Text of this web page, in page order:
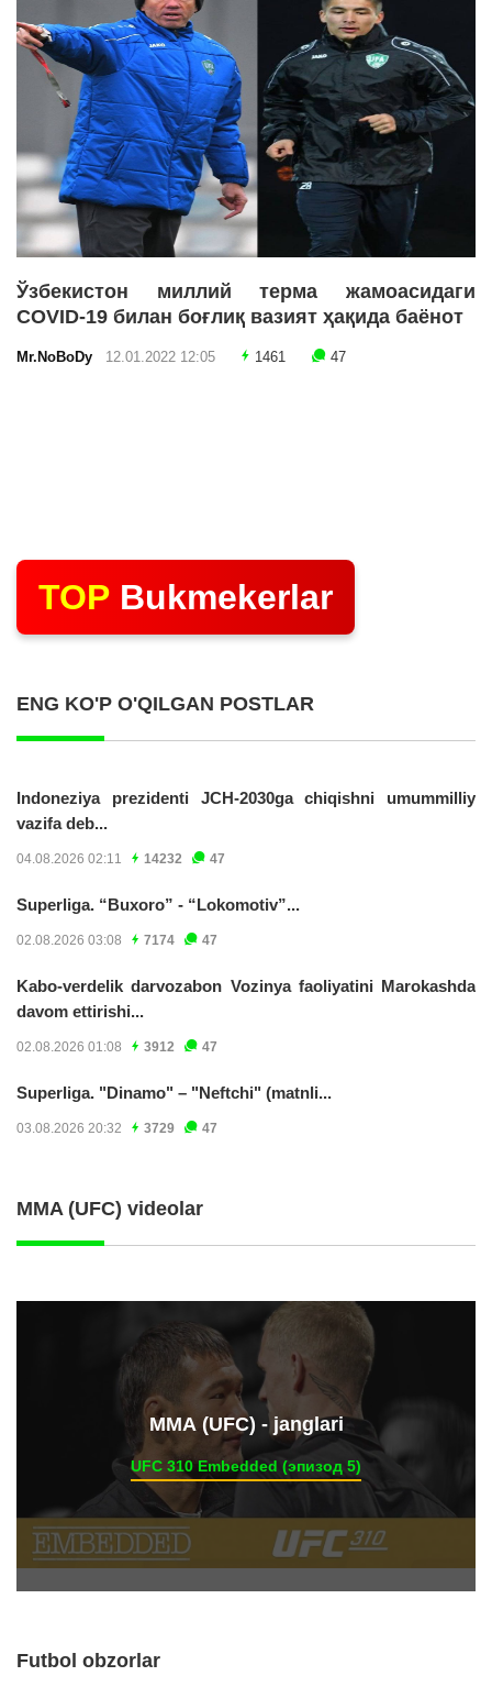
Ўзбекистон миллий терма жамоасидаги
COVID-19 билан боғлиқ вазият ҳақида баёнот
Mr.NoBoDy 12.01.2022 12:05 1461 47
TOP Bukmekerlar
ENG KO'P O'QILGAN POSTLAR
Indoneziya prezidenti JCH-2030ga chiqishni umummilliy
vazifa deb...
04.08.2026 02:11 14232 47
Superliga. “Buxoro” - “Lokomotiv”...
02.08.2026 03:08 7174 47
Kabo-verdelik darvozabon Vozinya faoliyatini Marokashda
davom ettirishi...
02.08.2026 01:08 3912 47
Superliga. "Dinamo" – "Neftchi" (matnli...
03.08.2026 20:32 3729 47
MMA (UFC) videolar
ММА (UFC) - janglari
UFC 310 Embedded (эпизод 5)
Futbol obzorlar